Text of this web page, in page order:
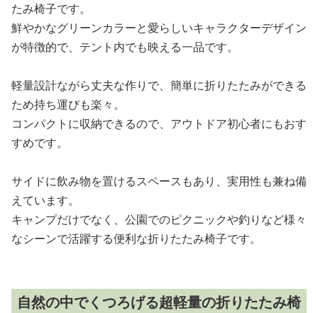
たみ椅子です。
鮮やかなグリーンカラーと愛らしいキャラクターデザイン
が特徴的で、テント内でも映える一品です。
軽量設計ながら丈夫な作りで、簡単に折りたたみができる
ため持ち運びも楽々。
コンパクトに収納できるので、アウトドア初心者にもおす
すめです。
サイドに飲み物を置けるスペースもあり、実用性も兼ね備
えています。
キャンプだけでなく、公園でのピクニックや釣りなど様々
なシーンで活躍する便利な折りたたみ椅子です。
自然の中でくつろげる超軽量の折りたたみ椅